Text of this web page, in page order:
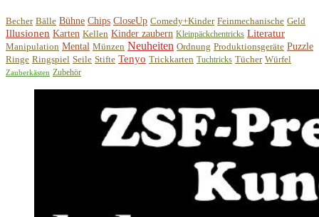
Becher Bälle Bühne Chips CloseUp Comedy+Kinder Feinmechanische Geld
Illusionen Karten Kellen Kinder zaubern Kleinpäckchentricks Literatur
Manipulation Mental Münzen Neuheiten Ordnung Produktionsgeräte Puzzle
Ringe Ringspiel Seile Stifte Tenyo Trickkarten Tuchtricks Tücher Würfel
Zauberkästen Zubehör